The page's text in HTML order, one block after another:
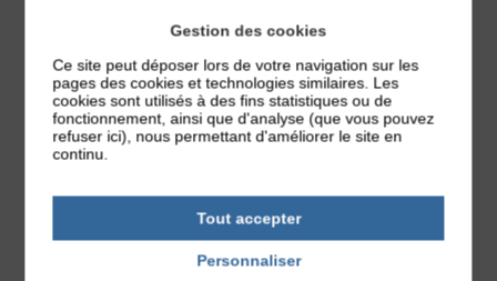
02 99 17 82 94
lien :Facebook
Gestion des cookies
Ce site peut déposer lors de votre navigation sur les
pages des cookies et technologies similaires. Les
cookies sont utilisés à des fins statistiques ou de
fonctionnement, ainsi que d'analyse (que vous pouvez
refuser ici), nous permettant d'améliorer le site en
continu.
Tout accepter
Personnaliser